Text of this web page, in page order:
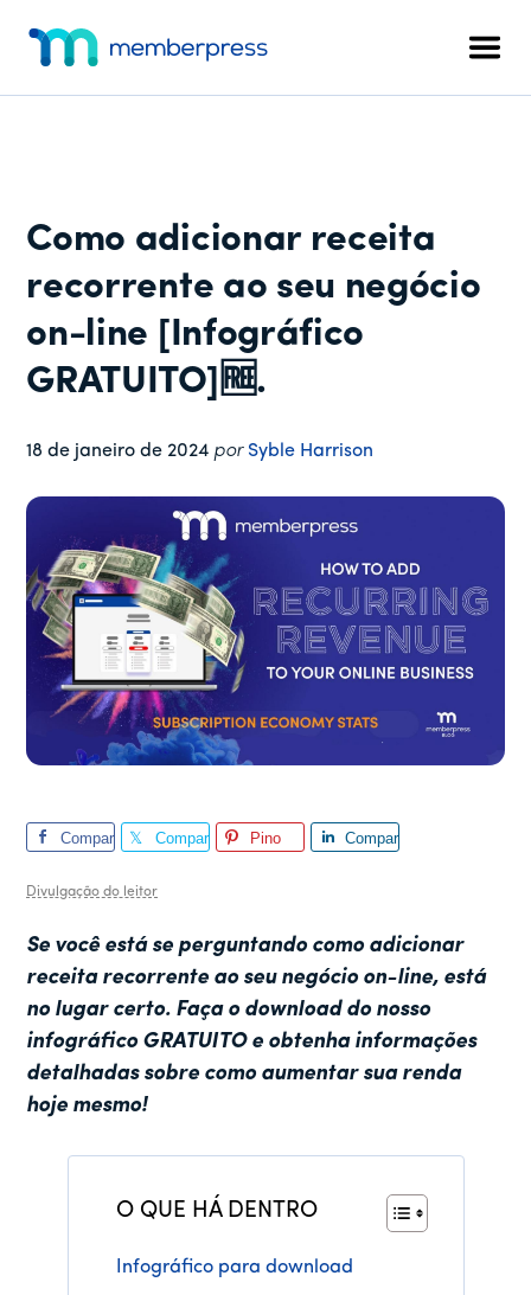
para
conteúdo
para
barra
para
rodapé
adicional
completo
para
Como adicionar receita
recorrente ao seu negócio
on-line [Infográfico
GRATUITO]🆓.
18 de janeiro de 2024 por Syble Harrison
Compar
Compar
Pino
Compar
Divulgação do leitor
Se você está se perguntando como adicionar
receita recorrente ao seu negócio on-line, está
no lugar certo. Faça o download do nosso
infográfico GRATUITO e obtenha informações
detalhadas sobre como aumentar sua renda
hoje mesmo!
O QUE HÁ DENTRO
Infográfico para download